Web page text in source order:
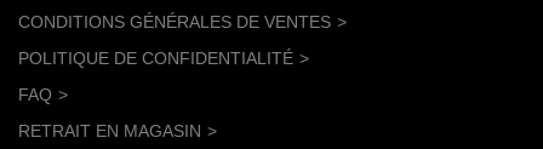
CONDITIONS GÉNÉRALES DE VENTES
POLITIQUE DE CONFIDENTIALITÉ
FAQ
RETRAIT EN MAGASIN